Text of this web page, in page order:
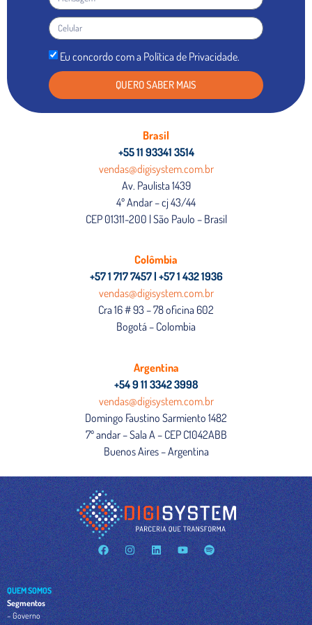
Eu concordo com a Política de Privacidade.
QUERO SABER MAIS
Brasil
+55 11 93341 3514
vendas@digisystem.com.br
Av. Paulista 1439
4º Andar – cj 43/44
CEP 01311-200 | São Paulo – Brasil
Colômbia
+57 1 717 7457 | +57 1 432 1936
vendas@digisystem.com.br
Cra 16 # 93 – 78 oficina 602
Bogotá – Colombia
Argentina
+54 9 11 3342 3998
vendas@digisystem.com.br
Domingo Faustino Sarmiento 1482
7º andar – Sala A – CEP C1042ABB
Buenos Aires – Argentina
QUEM SOMOS
Segmentos
– Governo